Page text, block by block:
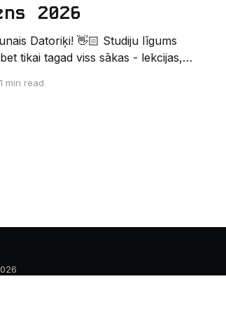
2026
👋🏻 Studiju līgums
tikai tagad viss sākas - lekcijas,
piedzīvojumi. Un kas gan būtu
1 min read